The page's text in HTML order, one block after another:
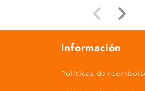
Información
Políticas de